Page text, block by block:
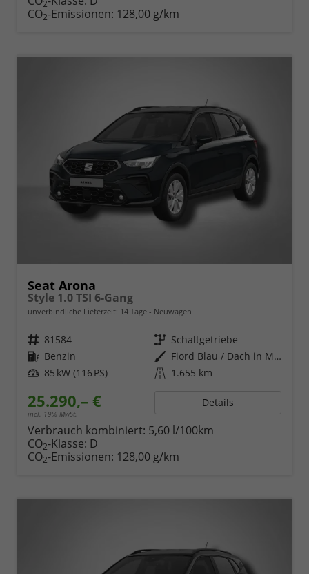
2
CO2-Emissionen: 128,00 g/km
Seat Arona
Style 1.0 TSI 6-Gang
unverbindliche Lieferzeit: 14 Tage Neuwagen
Fahrzeugnr. 81584 Getriebe Schaltgetriebe
Kraftstoff Benzin Außenfarbe
Fiord Blau / Dach in Midnight Schwarz Metallic
Leistung 85 kW (116 PS) Kilometerstand 1.655 km
25.290,– €
incl. 19% MwSt.
Details
Verbrauch kombiniert: 5,60 l/100km
CO2-Klasse: D
CO2-Emissionen: 128,00 g/km